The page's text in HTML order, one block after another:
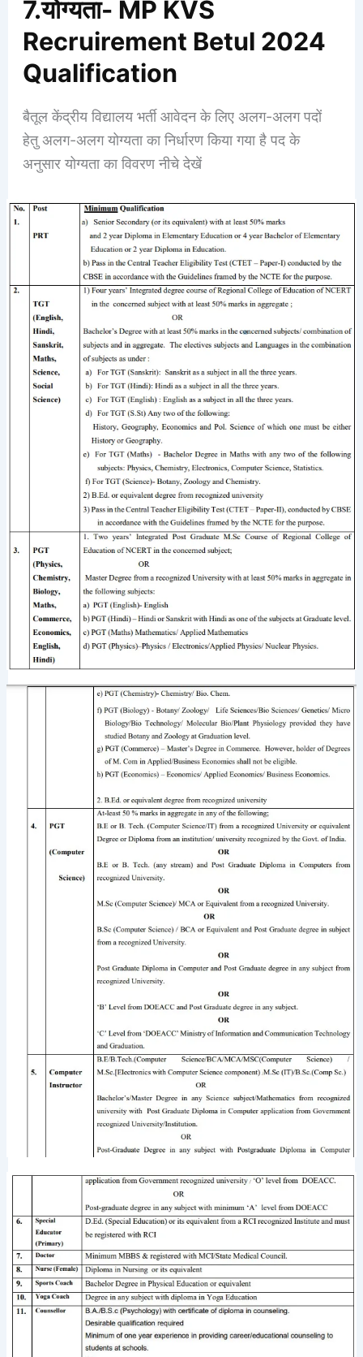
7.योग्यता- MP KVS
Recruirement Betul 2024
Qualification
बैतूल केंद्रीय विद्यालय भर्ती आवेदन के लिए अलग-अलग पदों
हेतु अलग-अलग योग्यता का निर्धारण किया गया है पद के
अनुसार योग्यता का विवरण नीचे देखें